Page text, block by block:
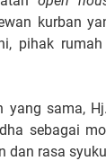
kurban
pihak
yang sama,
sebagai
dan rasa